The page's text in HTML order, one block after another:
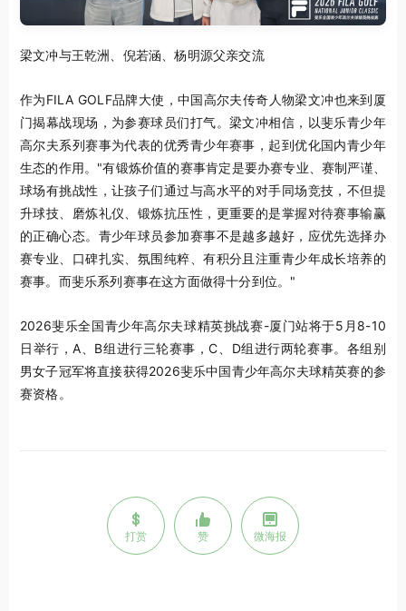
梁文冲与王乾洲、倪若涵、杨明源父亲交流
作为FILA GOLF品牌大使，中国高尔夫传奇人物梁文冲也来到厦
门揭幕战现场，为参赛球员们打气。梁文冲相信，以斐乐青少年
高尔夫系列赛事为代表的优秀青少年赛事，起到优化国内青少年
生态的作用。"有锻炼价值的赛事肯定是要办赛专业、赛制严谨、
球场有挑战性，让孩子们通过与高水平的对手同场竞技，不但提
升球技、磨炼礼仪、锻炼抗压性，更重要的是掌握对待赛事输赢
的正确心态。青少年球员参加赛事不是越多越好，应优先选择办
赛专业、口碑扎实、氛围纯粹、有积分且注重青少年成长培养的
赛事。而斐乐系列赛事在这方面做得十分到位。"
2026斐乐全国青少年高尔夫球精英挑战赛-厦门站将于5月8-10
日举行，A、B组进行三轮赛事，C、D组进行两轮赛事。各组别
男女子冠军将直接获得2026斐乐中国青少年高尔夫球精英赛的参
赛资格。
打赏 赞 微海报